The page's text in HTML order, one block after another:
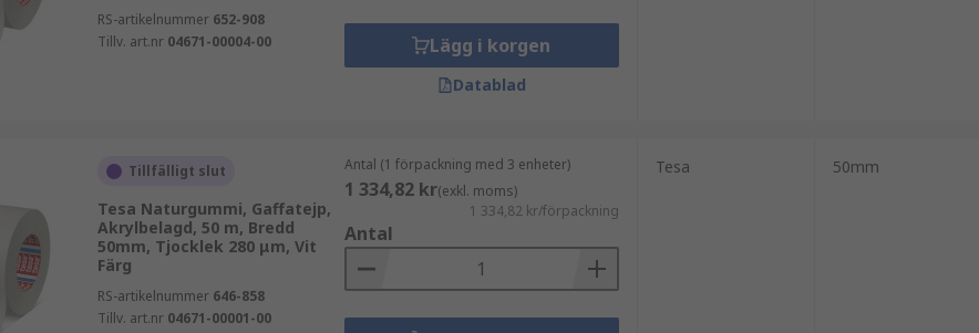
RS-artikelnummer 652-908
Tillv. art.nr 04671-00004-00 Lägg i korgen
Datablad
Tillfälligt slut
Tesa Naturgummi, Gaffatejp,
Akrylbelagd, 50 m, Bredd
50mm, Tjocklek 280 μm, Vit
Färg
RS-artikelnummer 646-858
Tillv. art.nr 04671-00001-00
Antal (1 förpackning med 3 enheter)
1 334,82 kr(exkl. moms)
1 334,82 kr/förpackning
Antal
Tesa 50mm